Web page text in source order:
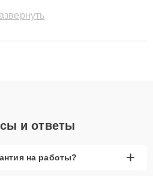
лет. Наши мастера решают
и ответы
на работы? +